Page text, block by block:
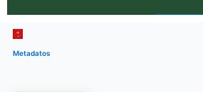
Metadatos